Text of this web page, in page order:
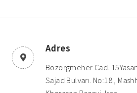
Adres
Bozorgmeher Cad.
Sajad Bulvarı. No:18.,